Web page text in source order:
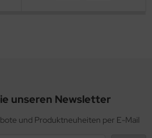
unseren Newsletter
und Produktneuheiten per E-Mail